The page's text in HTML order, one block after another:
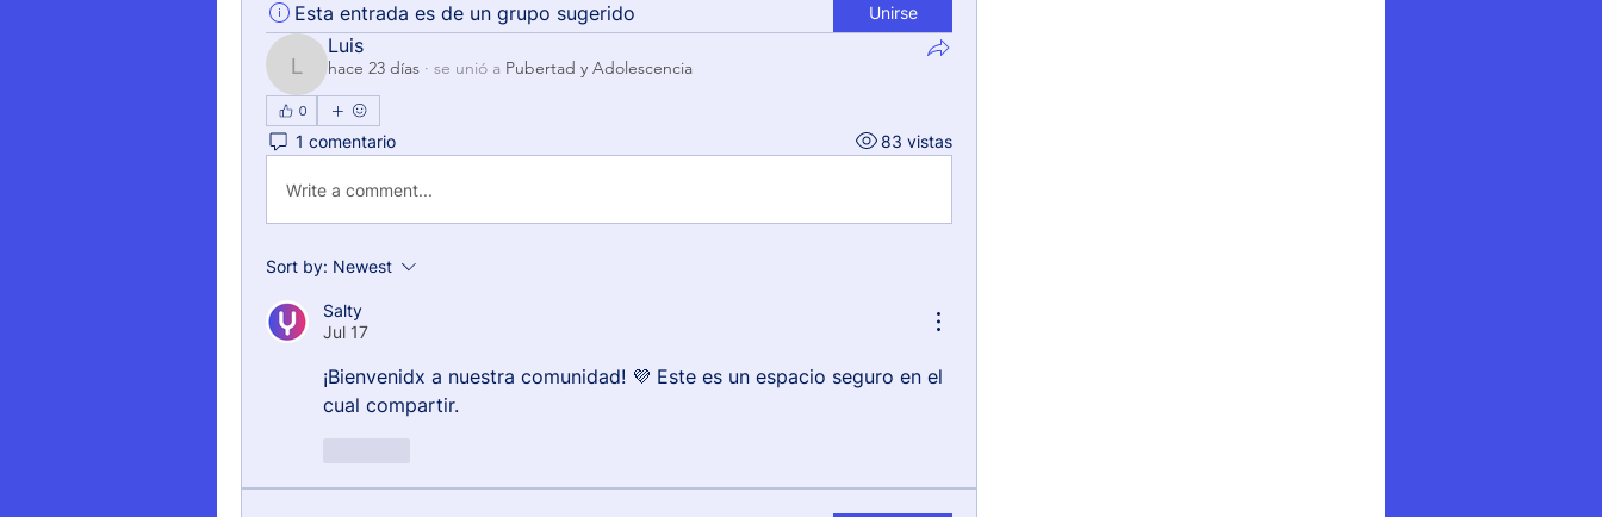
Esta entrada es de un grupo sugerido Unirse
Luis
Luis
hace 23 días · se unió a Pubertad y Adolescencia
0
1 comentario 83 vistas
Write a comment...
Sort by: Newest
Salty
Jul 17
¡Bienvenidx a nuestra comunidad! 💜 Este es un espacio seguro en el
cual compartir.